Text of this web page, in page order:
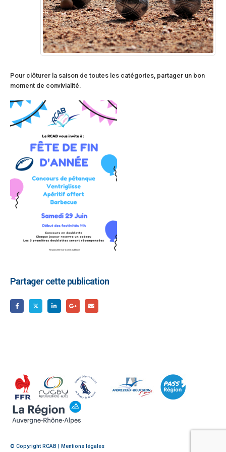
Pour clôturer la saison de toutes les catégories, partager un bon
moment de convivialité.
Partager cette publication
© Copyright RCAB | Mentions légales